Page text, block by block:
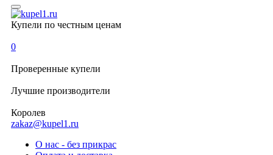
Купели по честным ценам
0
Проверенные купели
Лучшие производители
Королев
zakaz@kupel1.ru
О нас - без прикрас